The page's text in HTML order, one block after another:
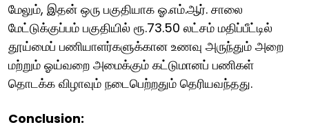
மேலும், இதன் ஒரு பகுதியாக ஓ.எம்.ஆர். சாலை
மேட்டுக்குப்பம் பகுதியில் ரூ.73.50 லட்சம் மதிப்பீட்டில்
தூய்மைப் பணியாளர்களுக்கான உணவு அருந்தும் அறை
மற்றும் ஓய்வறை அமைக்கும் கட்டுமானப் பணிகள்
தொடக்க விழாவும் நடைபெற்றதும் தெரியவந்தது.
Conclusion: